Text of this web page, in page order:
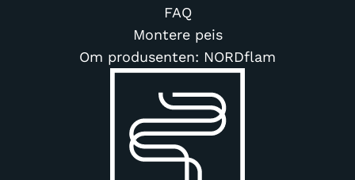
FAQ
Montere peis
Om produsenten: NORDflam